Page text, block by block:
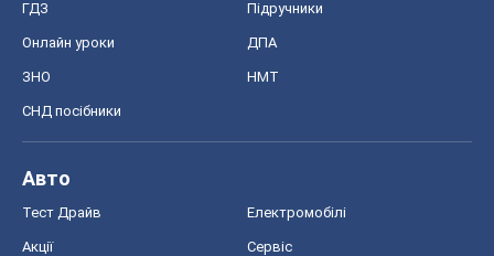
ГДЗ Підручники
Онлайн уроки ДПА
ЗНО НМТ
СНД посібники
Авто
Тест Драйв Електромобілі
Акції Сервіс